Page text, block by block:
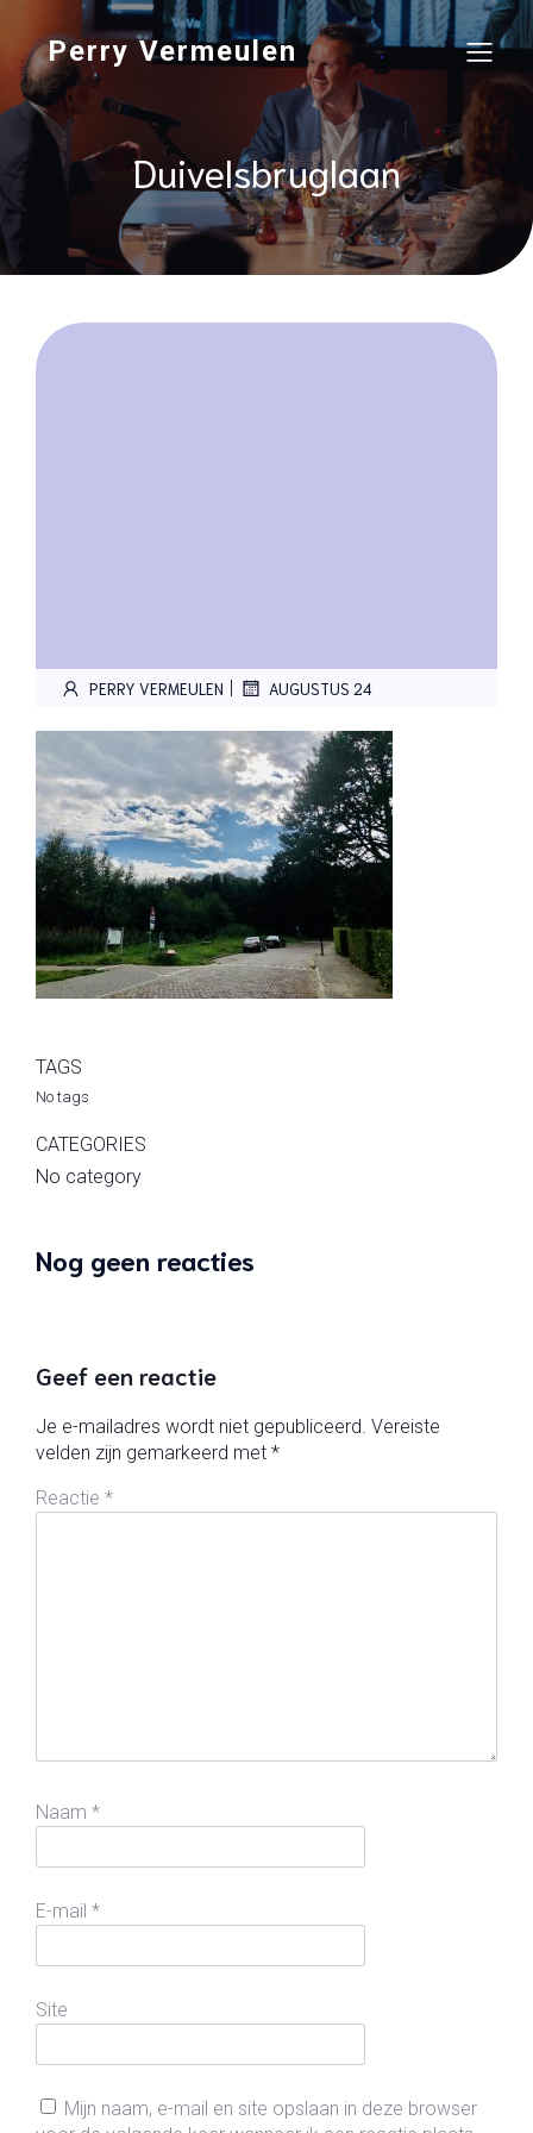
Perry Vermeulen
Duivelsbruglaan
PERRY VERMEULEN | AUGUSTUS 24
TAGS
No tags
CATEGORIES
No category
Nog geen reacties
Geef een reactie
Je e-mailadres wordt niet gepubliceerd. Vereiste
velden zijn gemarkeerd met *
Reactie *
Naam *
E-mail *
Site
Mijn naam, e-mail en site opslaan in deze browser